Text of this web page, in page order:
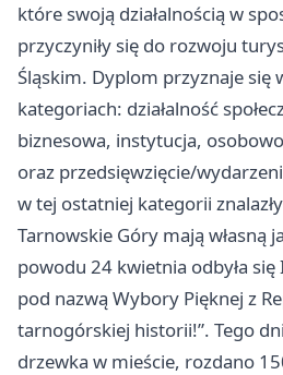
które swoją działalnością w
przyczyniły się do rozwoju
Śląskim. Dyplom przyznaje się
kategoriach: działalność
biznesowa, instytucja,
oraz przedsięwzięcie/
w tej ostatniej kategorii
Tarnowskie Góry mają własną
powodu 24 kwietnia odbyła
pod nazwą Wybory Pięknej z
tarnogórskiej historii!”. Tego
drzewka w mieście, rozdano